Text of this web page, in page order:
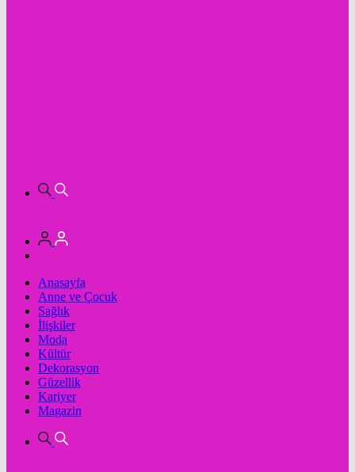
Anasayfa
Anne ve Çocuk
Sağlık
İlişkiler
Moda
Kültür
Dekorasyon
Güzellik
Kariyer
Magazin